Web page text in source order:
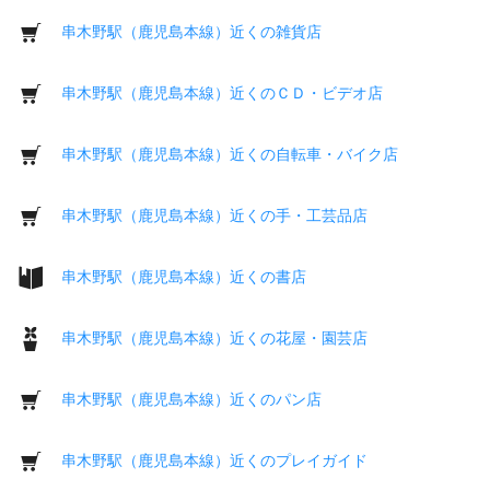
串木野駅（鹿児島本線）近くの雑貨店
串木野駅（鹿児島本線）近くのＣＤ・ビデオ店
串木野駅（鹿児島本線）近くの自転車・バイク店
串木野駅（鹿児島本線）近くの手・工芸品店
串木野駅（鹿児島本線）近くの書店
串木野駅（鹿児島本線）近くの花屋・園芸店
串木野駅（鹿児島本線）近くのパン店
串木野駅（鹿児島本線）近くのプレイガイド